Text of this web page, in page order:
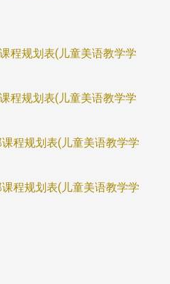
程规划表(儿童美语教学学
程规划表(儿童美语教学学
程规划表(儿童美语教学学
程规划表(儿童美语教学学